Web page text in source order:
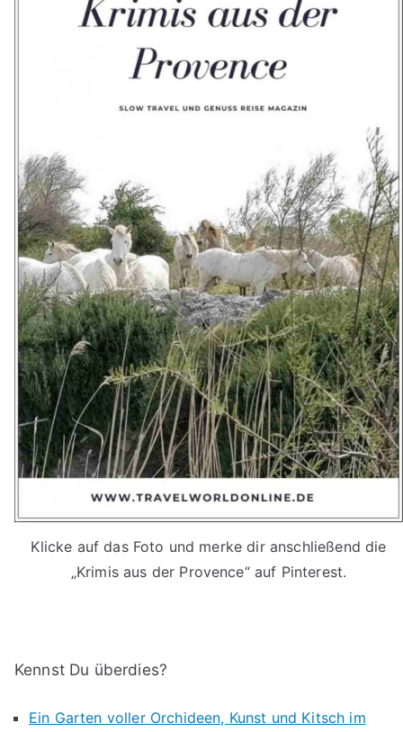
Klicke auf das Foto und merke dir anschließend die
„Krimis aus der Provence“ auf Pinterest.
Kennst Du überdies?
Ein Garten voller Orchideen, Kunst und Kitsch im